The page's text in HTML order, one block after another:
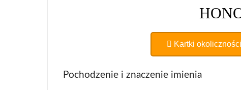
Kartki
Pochodzenie i znaczenie imienia